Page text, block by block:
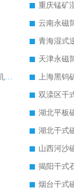
重庆锰矿
云南永磁
青海湿式
天津永磁
北京XCTN永磁筒式磁选机磁块位置
上海黑钨
双滦区干
湖北平板
湖北干式
山西河沙
揭阳干式
烟台干式